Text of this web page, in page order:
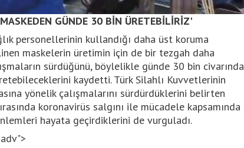
GÜNDE 30 BİN ÜRETEBİLİRİZ'
personellerinin kullandığı daha üst koruma
maskelerin üretimin için de bir tezgah daha
sürdüğünü, böylelikle günde 30 bin civarında
kaydetti. Türk Silahlı Kuvvetlerinin
yönelik çalışmalarını sürdürdüklerini belirten
koronavirüs salgını ile mücadele kapsamında
hayata geçirdiklerini de vurguladı.